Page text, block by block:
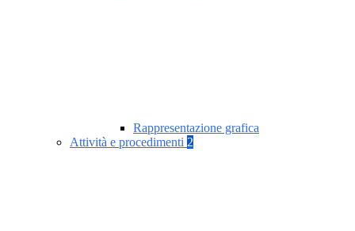
Rappresentazione grafica
Attività e procedimenti 2